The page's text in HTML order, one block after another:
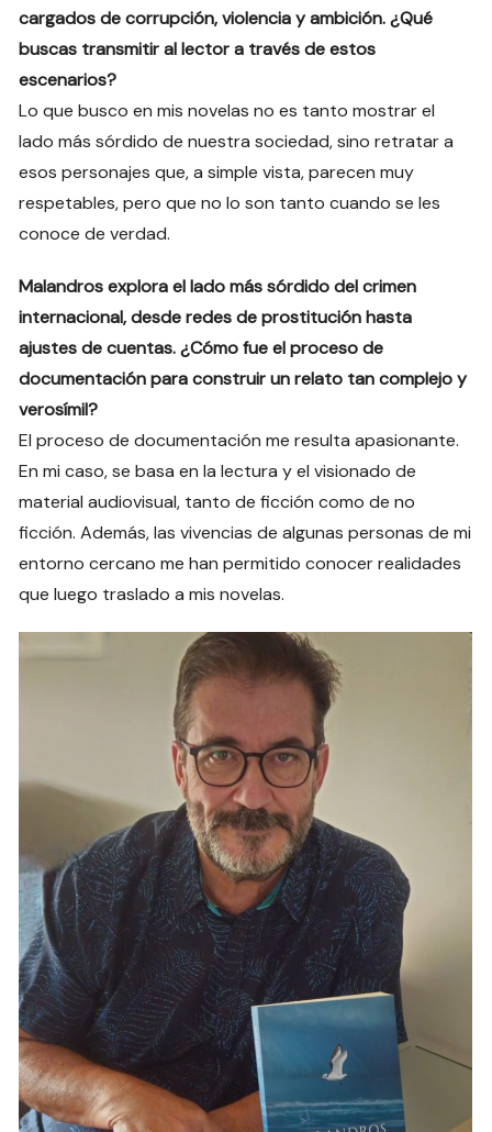
cargados de corrupción, violencia y ambición. ¿Qué
buscas transmitir al lector a través de estos
escenarios?
Lo que busco en mis novelas no es tanto mostrar el
lado más sórdido de nuestra sociedad, sino retratar a
esos personajes que, a simple vista, parecen muy
respetables, pero que no lo son tanto cuando se les
conoce de verdad.
Malandros explora el lado más sórdido del crimen
internacional, desde redes de prostitución hasta
ajustes de cuentas. ¿Cómo fue el proceso de
documentación para construir un relato tan complejo y
verosímil?
El proceso de documentación me resulta apasionante.
En mi caso, se basa en la lectura y el visionado de
material audiovisual, tanto de ficción como de no
ficción. Además, las vivencias de algunas personas de mi
entorno cercano me han permitido conocer realidades
que luego traslado a mis novelas.